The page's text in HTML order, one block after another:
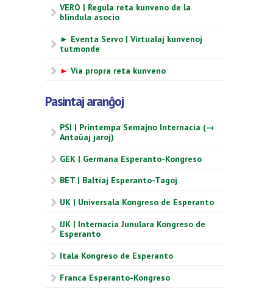
VERO | Regula reta kunveno de la
blindula asocio
► Eventa Servo | Virtualaj kunvenoj
tutmonde
► Via propra reta kunveno
Pasintaj aranĝoj
PSI | Printempa Semajno Internacia (→
Antaŭaj jaroj)
GEK | Germana Esperanto-Kongreso
BET | Baltiaj Esperanto-Tagoj
UK | Universala Kongreso de Esperanto
IJK | Internacia Junulara Kongreso de
Esperanto
Itala Kongreso de Esperanto
Franca Esperanto-Kongreso